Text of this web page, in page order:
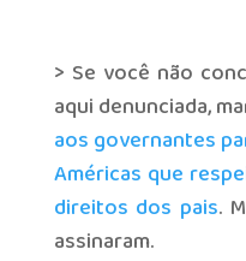
> Se você não
aqui denunciada,
aos governantes
Américas que
direitos dos pais.
assinaram.